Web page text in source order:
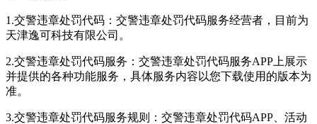
1.交警违章处罚代码：交警违章处罚代码服务经营者，目前为
天津逸可科技有限公司。
2.交警违章处罚代码服务：交警违章处罚代码服务APP上展示
并提供的各种功能服务，具体服务内容以您下载使用的版本为
准。
3.交警违章处罚代码服务规则：交警违章处罚代码APP、活动